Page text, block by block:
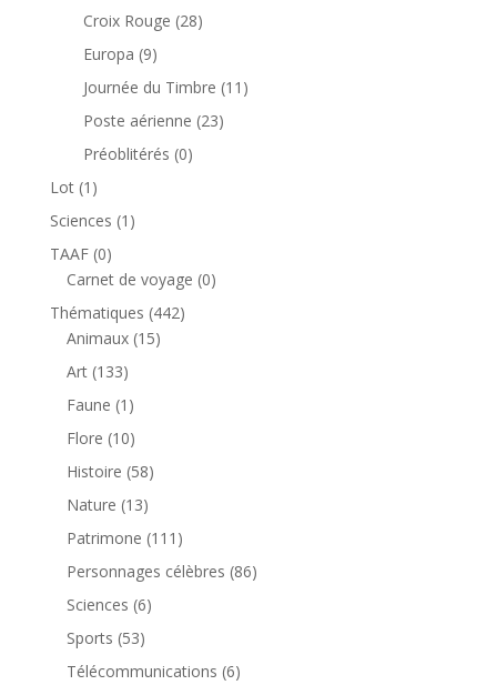
produits
Croix Rouge 2828
Europa 99
produits
Journée du Timbre 11 11
Poste aérienne 2323
Préoblitérés 00
Lot 1 1
produit
Sciences 1 1
TAAF 00
produit
Carnet de voyage 00
Thématiques 442442
Animaux 1515
Art 133133
produits
Faune 1 1
produit
Flore 1010
produits
Histoire 5858
Nature 1313
produits
Patrimone 111 111
produits
Personnages célèbres 8686
Sciences 66
Sports 5353
produits
Télécommunications 66